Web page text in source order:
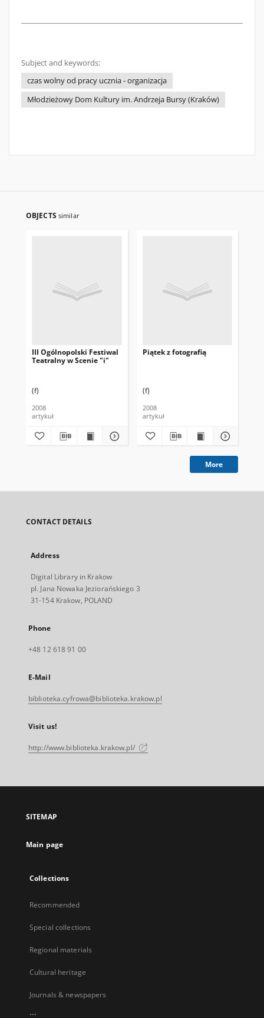
Subject and keywords:
czas wolny od pracy ucznia - organizacja
Młodzieżowy Dom Kultury im. Andrzeja Bursy (Kraków)
OBJECTS similar
III Ogólnopolski Festiwal
Teatralny w Scenie "i"
(f)
2008
artykuł
Piątek z fotografią
(f)
2008
artykuł
More
CONTACT DETAILS
Address
Digital Library in Krakow
pl. Jana Nowaka Jeziorańskiego 3
31-154 Krakow, POLAND
Phone
+48 12 618 91 00
E-Mail
biblioteka.cyfrowa@biblioteka.krakow.pl
Visit us!
http://www.biblioteka.krakow.pl/
SITEMAP
Main page
Collections
Recommended
Special collections
Regional materials
Cultural heritage
Journals & newspapers
...